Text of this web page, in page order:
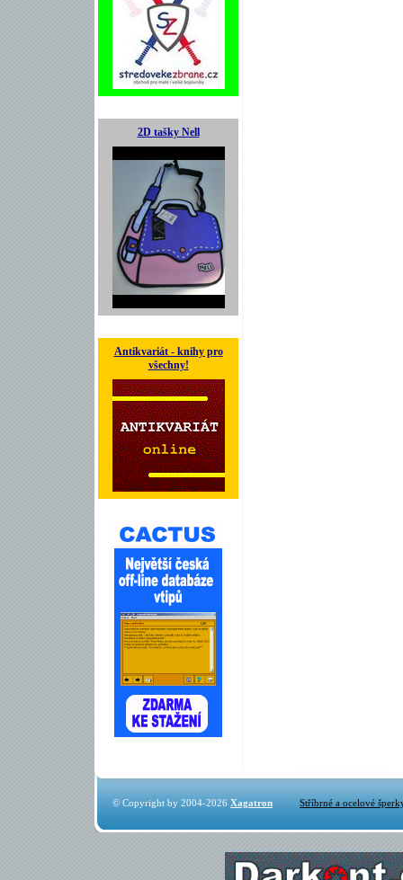
2D tašky Nell
Antikvariát - knihy pro
všechny!
© Copyright by 2004-2026 Xagatron Stříbrné a ocelové